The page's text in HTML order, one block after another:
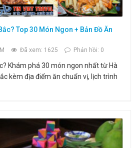
Top 30 Món Ngon + Bản Đồ Ăn
Đã xem: 1625 Phản hồi: 0
Khám phá 30 món ngon nhất từ Hà
kèm địa điểm ăn chuẩn vị, lịch trình